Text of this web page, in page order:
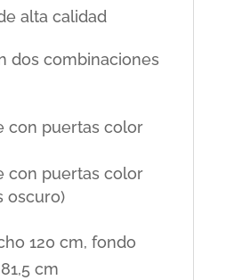
alta calidad
dos combinaciones
con puertas color
con puertas color
oscuro)
120 cm, fondo
cm